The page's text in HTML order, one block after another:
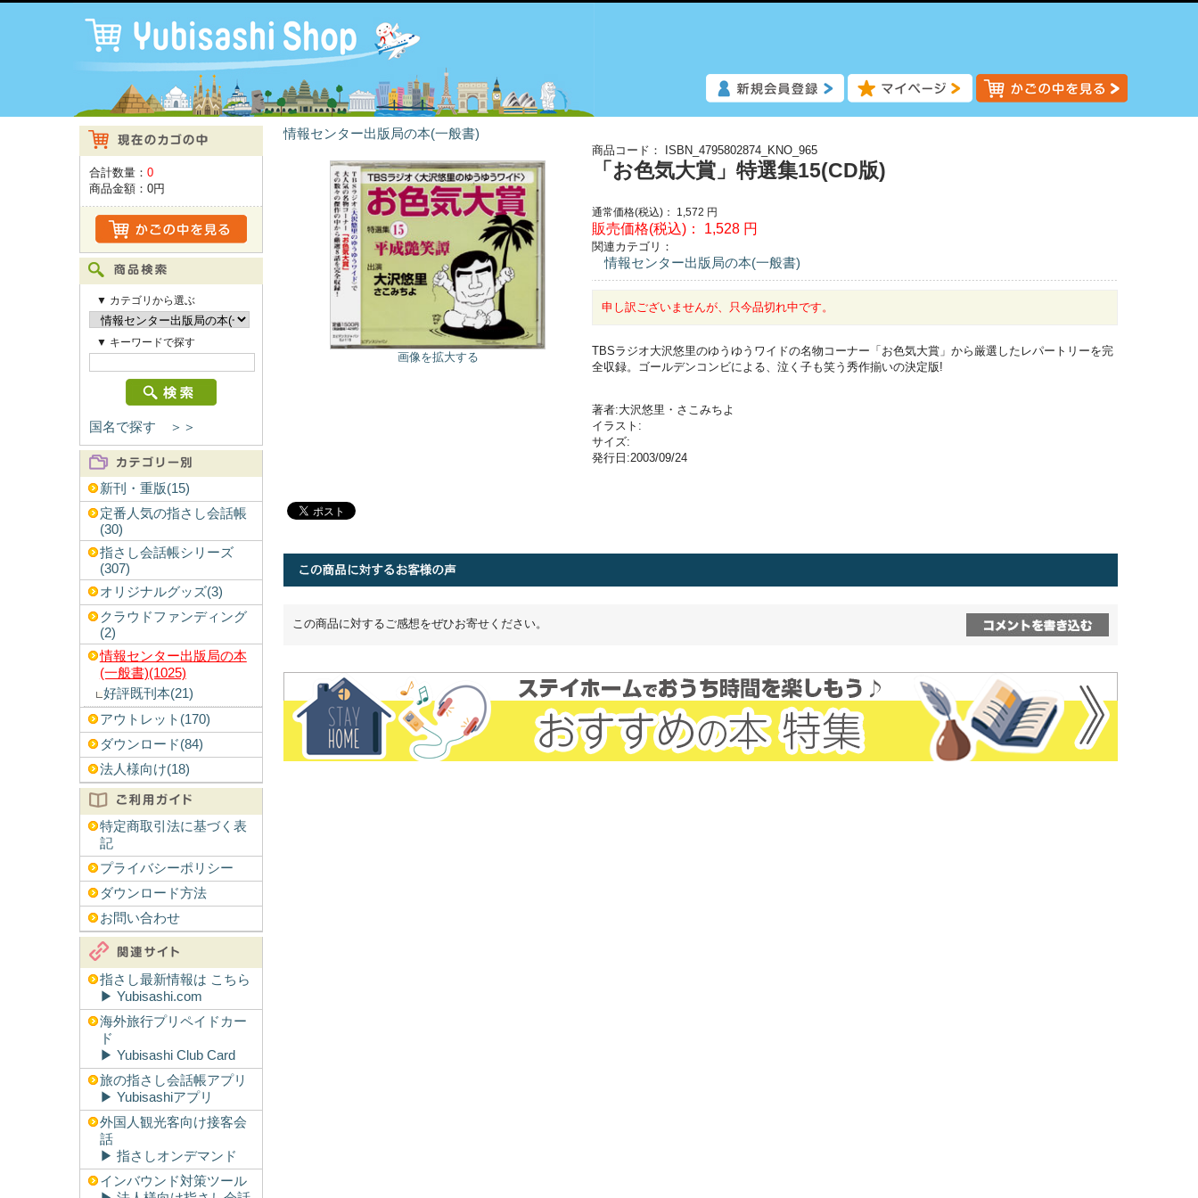
合計数量： 0
商品金額： 0円
▼ カテゴリから選ぶ
▼ キーワードで探す
国名で探す ＞＞
新刊・重版(15)
定番人気の指さし会話帳
(30)
指さし会話帳シリーズ
(307)
オリジナルグッズ(3)
クラウドファンディング
(2)
情報センター出版局の本
(一般書)(1025)
好評既刊本(21)
アウトレット(170)
ダウンロード(84)
法人様向け(18)
特定商取引法に基づく表
記
プライバシーポリシー
ダウンロード方法
お問い合わせ
指さし最新情報は こちら
▶︎ Yubisashi.com
海外旅行プリペイドカー
ド
▶︎ Yubisashi Club Card
旅の指さし会話帳アプリ
▶︎ Yubisashiアプリ
外国人観光客向け接客会
話
▶︎ 指さしオンデマンド
インバウンド対策ツール
情報センター出版局の本(一般書)
画像を拡大する
商品コード： ISBN_4795802874_KNO_965
「お色気大賞」特選集15(CD版)
通常価格(税込)： 1,572 円
販売価格(税込)： 1,528 円
関連カテゴリ：
情報センター出版局の本(一般書)
申し訳ございませんが、只今品切れ中です。
TBSラジオ大沢悠里のゆうゆうワイドの名物コーナー「お色気大賞」から厳選したレパートリーを完
全収録。ゴールデンコンビによる、泣く子も笑う秀作揃いの決定版!
著者:大沢悠里・さこみちよ
イラスト:
サイズ:
発行日:2003/09/24
この商品に対するご感想をぜひお寄せください。